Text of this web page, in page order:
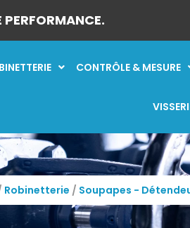
CONTRÔLE & MESURE
Robinetterie / Soupapes -